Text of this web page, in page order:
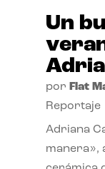
Un
por Flat
Reportaje
Adriana
manera»,